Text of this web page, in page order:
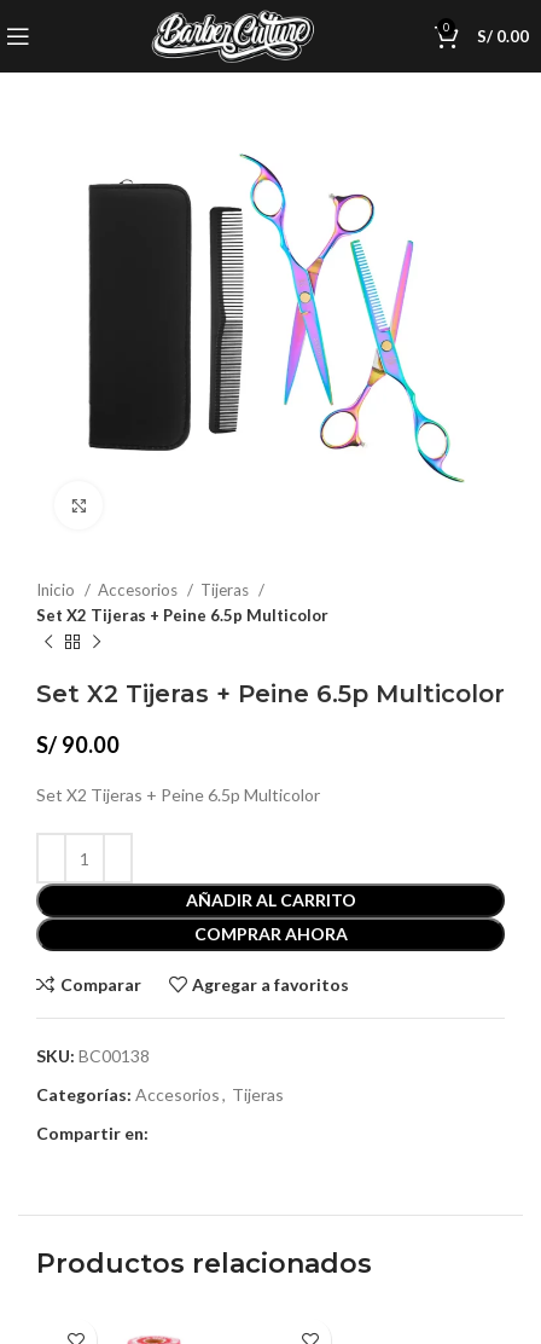
0 S/0.00
Inicio Accesorios
Tijeras
Set X2 Tijeras + Peine 6.5p Multicolor
Set X2 Tijeras + Peine 6.5p Multicolor
S/ 90.00
Set X2 Tijeras + Peine 6.5p Multicolor
AÑADIR AL CARRITO
COMPRAR AHORA
Comparar Agregar a favoritos
SKU: BC00138
Categorías: Accesorios, Tijeras
Compartir en:
Productos relacionados